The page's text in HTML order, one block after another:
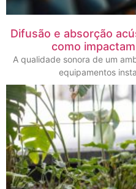
Difusão e absorção
como
A qualidade sonora de um
equipamentos